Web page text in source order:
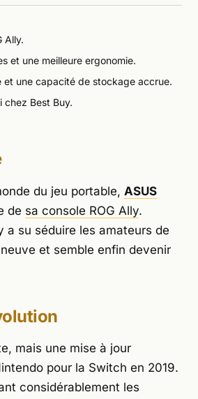
Ally.
et une meilleure ergonomie.
une capacité de stockage accrue.
chez Best Buy.
du jeu portable, ASUS
de sa console ROG Ally.
a su séduire les amateurs de
et semble enfin devenir
mais une mise à jour
pour la Switch en 2019.
considérablement les